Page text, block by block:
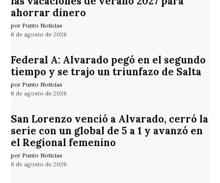
ahorrar dinero
por Punto Noticias
8 de agosto de 2026
Federal A: Alvarado pegó en el segundo
tiempo y se trajo un triunfazo de Salta
por Punto Noticias
8 de agosto de 2026
San Lorenzo venció a Alvarado, cerró la
serie con un global de 5 a 1 y avanzó en
el Regional femenino
por Punto Noticias
8 de agosto de 2026